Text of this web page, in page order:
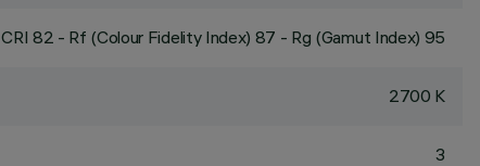
CRI 82 - Rf (Colour Fidelity Index) 87 - Rg (Gamut Index) 95
2700 K
3